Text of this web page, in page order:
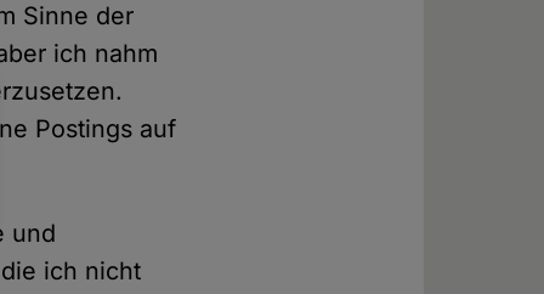
Sinne der
ich nahm
Postings auf
und
ich nicht